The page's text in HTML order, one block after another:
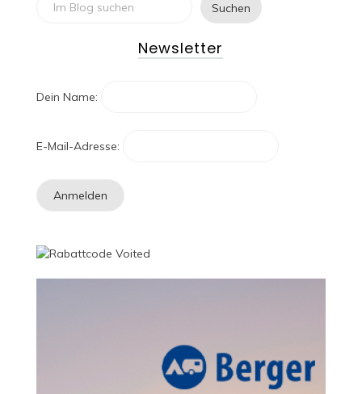
Suchen
Newsletter
Dein Name:
E-Mail-Adresse: